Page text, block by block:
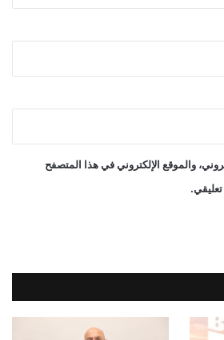
والموقع الإلكتروني في هذا المتصفح